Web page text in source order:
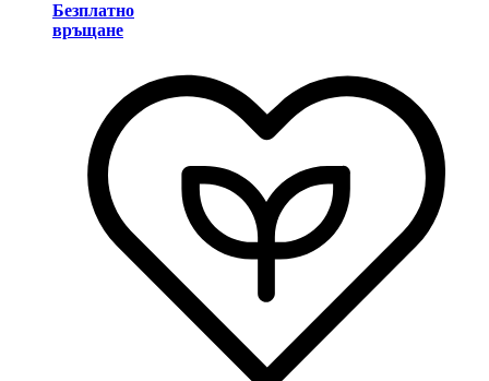
Безплатно
връщане